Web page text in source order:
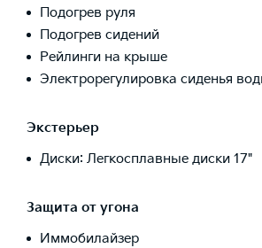
Подогрев руля
Подогрев сидений
Рейлинги на крыше
Электрорегулировка сиденья
Экстерьер
Диски: Легкосплавные диски 17"
Защита от угона
Иммобилайзер